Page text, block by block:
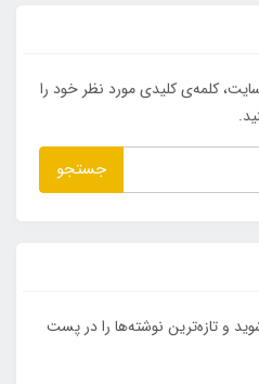
کلمه‌ی کلیدی مورد نظر خود را
جستجو
و تازه‌ترین نوشته‌ها را در پست